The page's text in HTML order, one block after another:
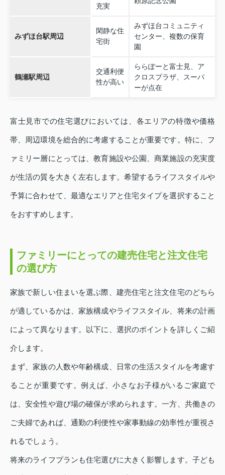
充実
みずほ台駅周辺
閑静な住
宅街
みずほ台コミュニティ
センター、複数の保育
園
鶴瀬駅周辺
交通利便
性が高い
ららぽーと富士見、ア
クロスプラザ、スーパ
ーが点在
富士見市での住宅選びにおいては、各エリアの特徴や価格
帯、周辺環境を総合的に考慮することが重要です。特に、フ
ァミリー層にとっては、教育施設や公園、商業施設の充実度
が生活の質を大きく左右します。希望するライフスタイルや
予算に合わせて、最適なエリアと住宅タイプを選択すること
をおすすめします。
ファミリーにとっての建売住宅と注文住宅
の選び方
家族で新しい住まいを選ぶ際、建売住宅と注文住宅のどちら
が適しているかは、家族構成やライフスタイル、将来の計画
によって異なります。以下に、選択のポイントを詳しくご紹
介します。
まず、家族の人数や年齢構成、日常の生活スタイルを考慮す
ることが重要です。例えば、小さなお子様がいるご家庭で
は、安全性や遊び場の確保が求められます。一方、共働きの
ご夫婦であれば、通勤の利便性や家事動線の効率性が重視さ
れるでしょう。
将来のライフプランも住宅選びに大きく影響します。子ども